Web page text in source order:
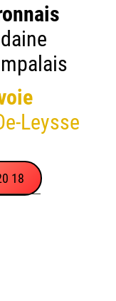
Leysse
18